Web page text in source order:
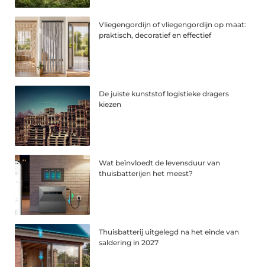
Vliegengordijn of vliegengordijn op maat:
praktisch, decoratief en effectief
De juiste kunststof logistieke dragers
kiezen
Wat beïnvloedt de levensduur van
thuisbatterijen het meest?
Thuisbatterij uitgelegd na het einde van
saldering in 2027